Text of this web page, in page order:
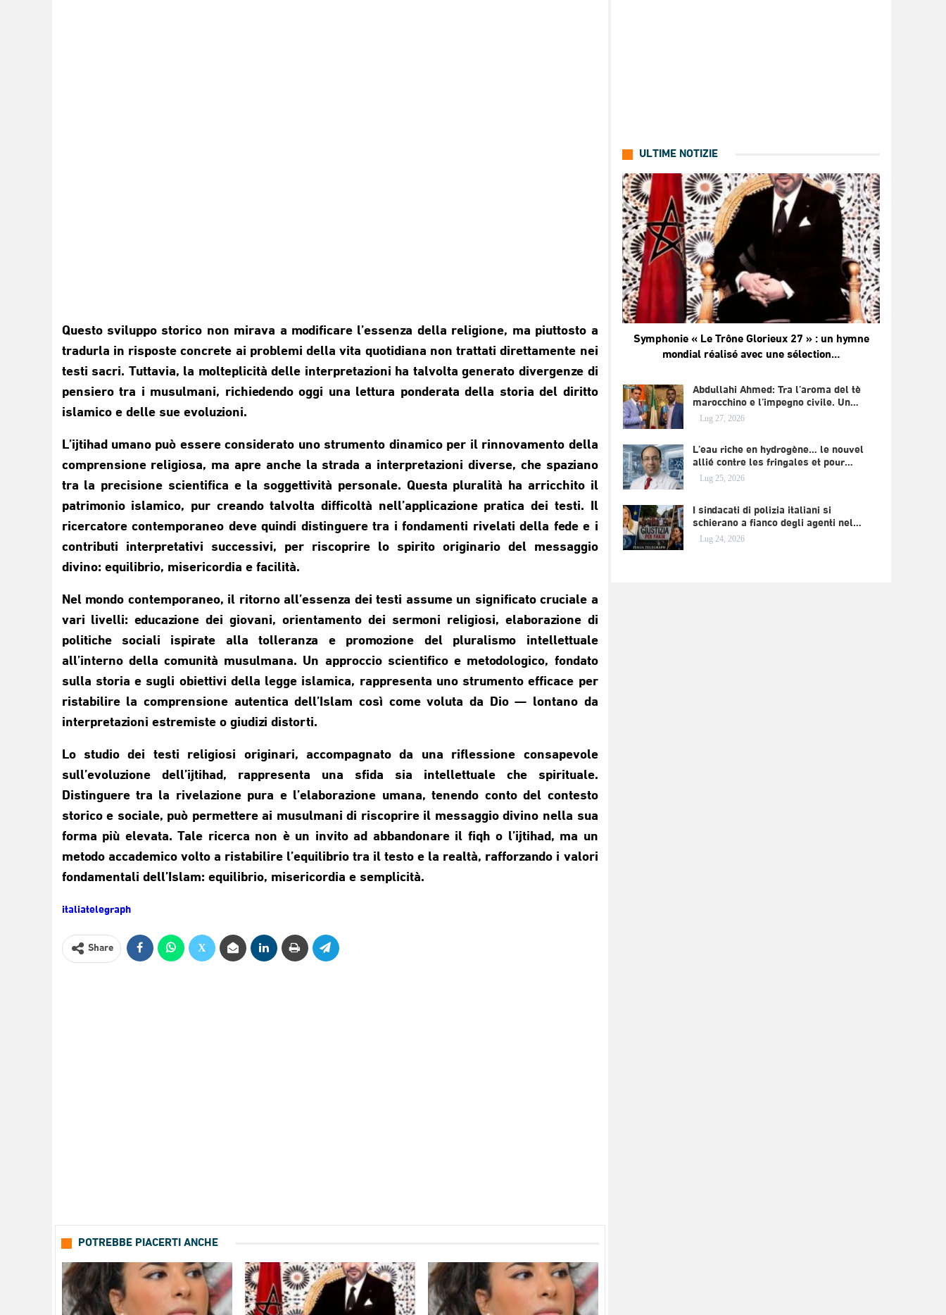
Questo sviluppo storico non mirava a modificare l’essenza della religione, ma piuttosto a
tradurla in risposte concrete ai problemi della vita quotidiana non trattati direttamente nei
testi sacri. Tuttavia, la molteplicità delle interpretazioni ha talvolta generato divergenze di
pensiero tra i musulmani, richiedendo oggi una lettura ponderata della storia del diritto
islamico e delle sue evoluzioni.
L’ijtihad umano può essere considerato uno strumento dinamico per il rinnovamento della
comprensione religiosa, ma apre anche la strada a interpretazioni diverse, che spaziano
tra la precisione scientifica e la soggettività personale. Questa pluralità ha arricchito il
patrimonio islamico, pur creando talvolta difficoltà nell’applicazione pratica dei testi. Il
ricercatore contemporaneo deve quindi distinguere tra i fondamenti rivelati della fede e i
contributi interpretativi successivi, per riscoprire lo spirito originario del messaggio
divino: equilibrio, misericordia e facilità.
Nel mondo contemporaneo, il ritorno all’essenza dei testi assume un significato cruciale a
vari livelli: educazione dei giovani, orientamento dei sermoni religiosi, elaborazione di
politiche sociali ispirate alla tolleranza e promozione del pluralismo intellettuale
all’interno della comunità musulmana. Un approccio scientifico e metodologico, fondato
sulla storia e sugli obiettivi della legge islamica, rappresenta uno strumento efficace per
ristabilire la comprensione autentica dell’Islam così come voluta da Dio — lontano da
interpretazioni estremiste o giudizi distorti.
Lo studio dei testi religiosi originari, accompagnato da una riflessione consapevole
sull’evoluzione dell’ijtihad, rappresenta una sfida sia intellettuale che spirituale.
Distinguere tra la rivelazione pura e l’elaborazione umana, tenendo conto del contesto
storico e sociale, può permettere ai musulmani di riscoprire il messaggio divino nella sua
forma più elevata. Tale ricerca non è un invito ad abbandonare il fiqh o l’ijtihad, ma un
metodo accademico volto a ristabilire l’equilibrio tra il testo e la realtà, rafforzando i valori
fondamentali dell’Islam: equilibrio, misericordia e semplicità.
italiatelegraph
Share
POTREBBE PIACERTI ANCHE
ULTIME NOTIZIE
Symphonie « Le Trône Glorieux 27 » : un hymne
mondial réalisé avec une sélection…
Abdullahi Ahmed: Tra l’aroma del tè
marocchino e l’impegno civile. Un…
Lug 27, 2026
L’eau riche en hydrogène… le nouvel
allié contre les fringales et pour…
Lug 25, 2026
I sindacati di polizia italiani si
schierano a fianco degli agenti nel…
Lug 24, 2026